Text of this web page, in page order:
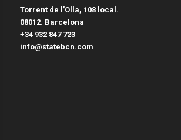
Torrent de l’Olla, 108 local.
08012. Barcelona
+34 932 847 723
info@statebcn.com